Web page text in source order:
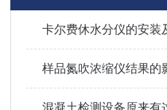
卡尔费休水分仪的安装
样品氮吹浓缩仪结果的
混凝土检测设备原来有